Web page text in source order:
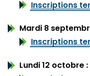
Inscriptions
Mardi 8
Inscriptions
Lundi 12 octobre :